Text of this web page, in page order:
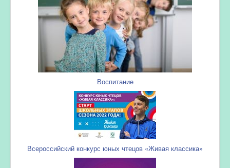
Воспитание
Всероссийский конкурс юных чтецов «Живая классика»